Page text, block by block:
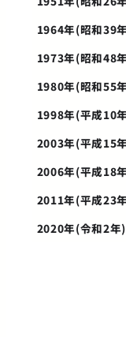
1964年(昭和39
1973年(昭和48
1980年(昭和55
1998年(平成10
2003年(平成15
2006年(平成18
2011年(平成23
2020年(令和2年)